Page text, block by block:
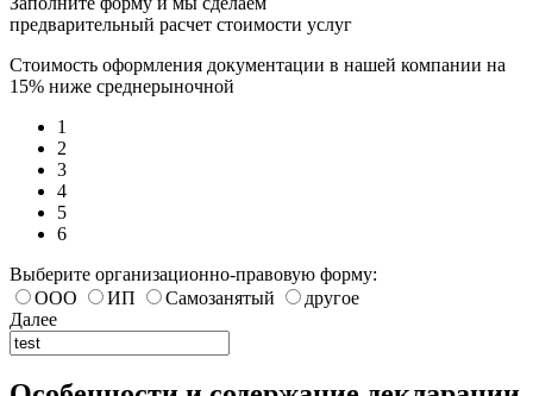
предварительный расчет стоимости услуг
Стоимость оформления документации в нашей компании на
15% ниже среднерыночной
1
2
3
4
5
6
Выберите организационно-правовую форму:
ООО
ИП Самозанятый
другое
Далее